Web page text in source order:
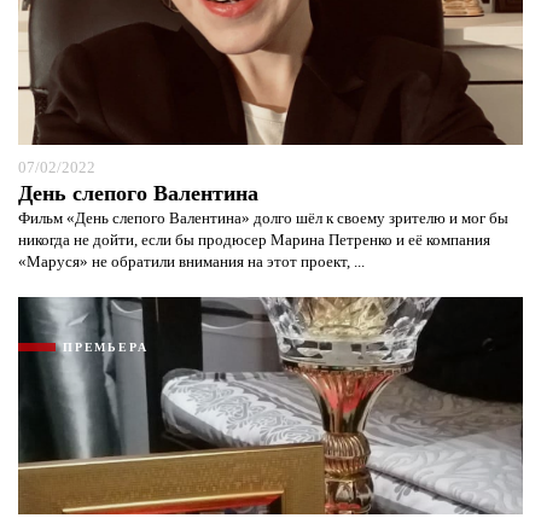
07/02/2022
День слепого Валентина
Фильм «День слепого Валентина» долго шёл к своему зрителю и мог бы
никогда не дойти, если бы продюсер Марина Петренко и её компания
«Маруся» не обратили внимания на этот проект, ...
ПРЕМЬЕРА